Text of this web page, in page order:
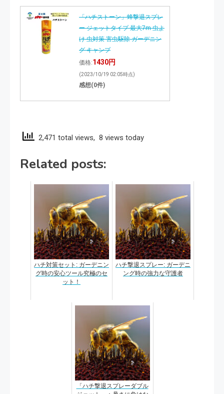
「ハチストーン」蜂撃退スプレ
ー ジェットタイプ 最大7m 虫よ
け 虫対策 害虫駆除 ガーデニン
グ キャンプ
価格:1430円
(2023/10/19 02:05時点)
感想(0件)
2,471 total views, 8 views today
Related posts:
ハチ対策セット: ガーデニン
グ時の安心ツール究極のセ
ット！
ハチ撃退スプレー: ガーデニ
ング時の強力な守護者
「ハチ撃退スプレーダブル